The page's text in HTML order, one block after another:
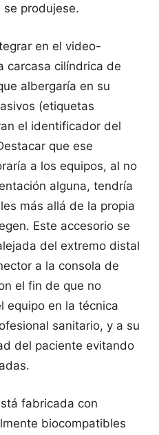
produjese.
en el video-
carcasa cilíndrica de
albergaría en su
(etiquetas
el identificador del
que ese
a los equipos, al no
alguna, tendría
más allá de la propia
Este accesorio se
del extremo distal
a la consola de
el fin de que no
equipo en la técnica
sanitario, y a su
del paciente evitando
fabricada con
biocompatibles